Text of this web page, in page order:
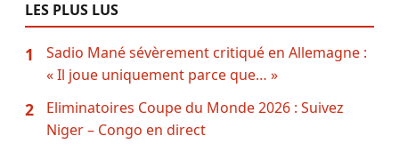
LES PLUS LUS
1
Sadio Mané sévèrement critiqué en Allemagne :
« Il joue uniquement parce que… »
2
Eliminatoires Coupe du Monde 2026 : Suivez
Niger – Congo en direct